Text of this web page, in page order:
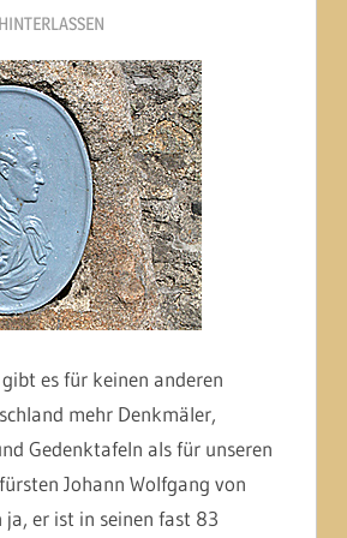
2012
es für keinen anderen
mehr Denkmäler,
Gedenktafeln als für unseren
Johann Wolfgang von
ja, er ist in seinen fast 83